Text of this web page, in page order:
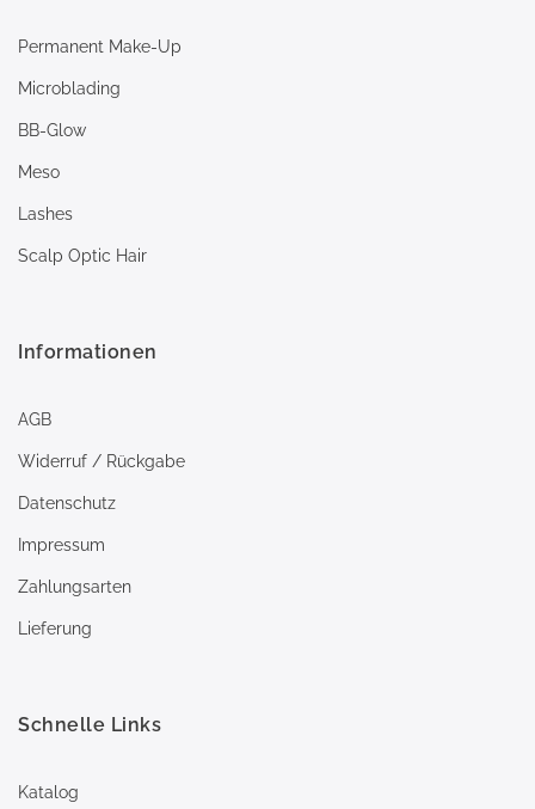
Permanent Make-Up
Microblading
BB-Glow
Meso
Lashes
Scalp Optic Hair
Informationen
AGB
Widerruf / Rückgabe
Datenschutz
Impressum
Zahlungsarten
Lieferung
Schnelle Links
Katalog